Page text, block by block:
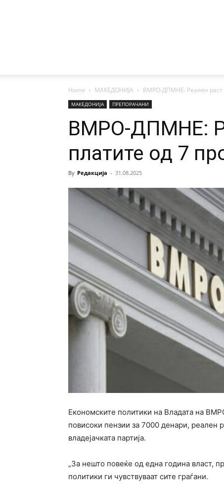
Home МАКЕДОНИЈА ВМРО-ДПМНЕ: Реален раст
МАКЕДОНИЈА ПРЕПОРАЧАНИ
ВМРО-ДПМНЕ:
платите од 7
By Редакција - 31.08.2025
Економските политики на Владата на
повисоки пензии за 7000 денари, реален
владејачката партија.
„За нешто повеќе од една година власт,
политики ги чувствуваат сите граѓани.